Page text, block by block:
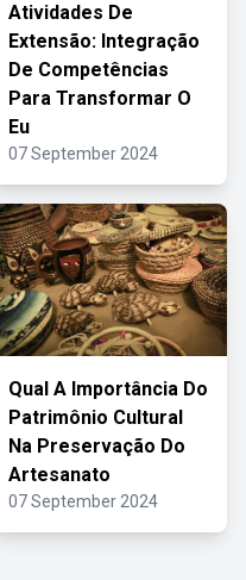
Atividades De
Extensão: Integração
De Competências
Para Transformar O
Eu
07 September 2024
Qual A Importância Do
Patrimônio Cultural
Na Preservação Do
Artesanato
07 September 2024